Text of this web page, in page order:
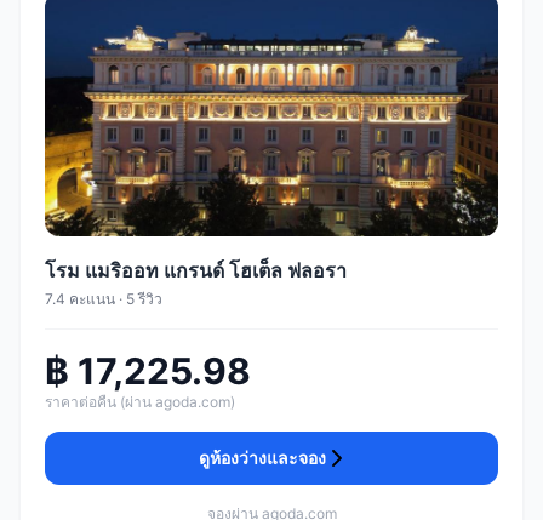
โรม แมริออท แกรนด์ โฮเต็ล ฟลอรา
7.4 คะแนน · 5 รีวิว
฿ 17,225.98
ราคาต่อคืน (ผ่าน agoda.com)
ดูห้องว่างและจอง
จองผ่าน agoda.com